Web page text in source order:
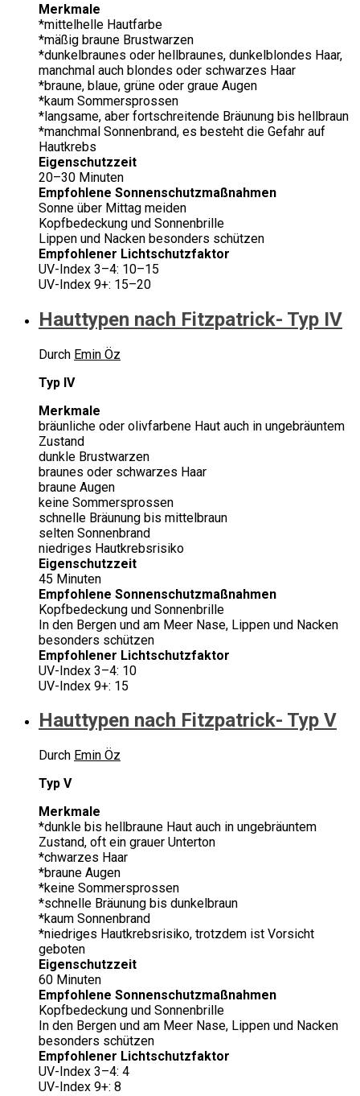
Merkmale
*mittelhelle Hautfarbe
*mäßig braune Brustwarzen
*dunkelbraunes oder hellbraunes, dunkelblondes Haar,
manchmal auch blondes oder schwarzes Haar
*braune, blaue, grüne oder graue Augen
*kaum Sommersprossen
*langsame, aber fortschreitende Bräunung bis hellbraun
*manchmal Sonnenbrand, es besteht die Gefahr auf
Hautkrebs
Eigenschutzzeit
20–30 Minuten
Empfohlene Sonnenschutzmaßnahmen
Sonne über Mittag meiden
Kopfbedeckung und Sonnenbrille
Lippen und Nacken besonders schützen
Empfohlener Lichtschutzfaktor
UV-Index 3–4: 10–15
UV-Index 9+: 15–20
Hauttypen nach Fitzpatrick- Typ IV
Durch Emin Öz
Typ IV
Merkmale
bräunliche oder olivfarbene Haut auch in ungebräuntem
Zustand
dunkle Brustwarzen
braunes oder schwarzes Haar
braune Augen
keine Sommersprossen
schnelle Bräunung bis mittelbraun
selten Sonnenbrand
niedriges Hautkrebsrisiko
Eigenschutzzeit
45 Minuten
Empfohlene Sonnenschutzmaßnahmen
Kopfbedeckung und Sonnenbrille
In den Bergen und am Meer Nase, Lippen und Nacken
besonders schützen
Empfohlener Lichtschutzfaktor
UV-Index 3–4: 10
UV-Index 9+: 15
Hauttypen nach Fitzpatrick- Typ V
Durch Emin Öz
Typ V
Merkmale
*dunkle bis hellbraune Haut auch in ungebräuntem
Zustand, oft ein grauer Unterton
*chwarzes Haar
*braune Augen
*keine Sommersprossen
*schnelle Bräunung bis dunkelbraun
*kaum Sonnenbrand
*niedriges Hautkrebsrisiko, trotzdem ist Vorsicht
geboten
Eigenschutzzeit
60 Minuten
Empfohlene Sonnenschutzmaßnahmen
Kopfbedeckung und Sonnenbrille
In den Bergen und am Meer Nase, Lippen und Nacken
besonders schützen
Empfohlener Lichtschutzfaktor
UV-Index 3–4: 4
UV-Index 9+: 8